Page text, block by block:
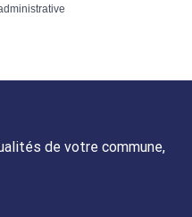
de votre commune,